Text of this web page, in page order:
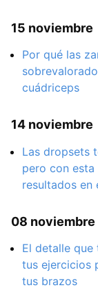
15 noviembre
Por qué las
cuádriceps
14 noviembre
Las dropsets
pero con
resultados en
08 noviembre
El detalle
tus ejercicios
tus brazos